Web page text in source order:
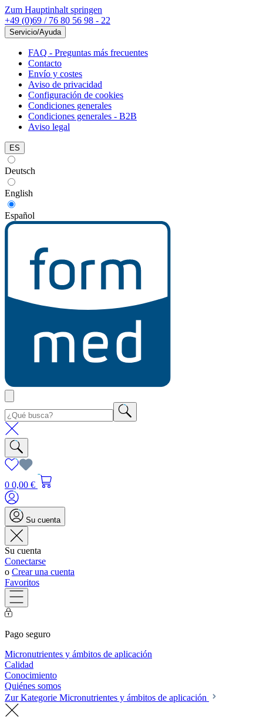
Zum Hauptinhalt springen
+49 (0)69 / 76 80 56 98 - 22
Servicio/Ayuda
FAQ - Preguntas más frecuentes
Contacto
Envío y costes
Aviso de privacidad
Configuración de cookies
Condiciones generales
Condiciones generales - B2B
Aviso legal
ES
Deutsch
English
Español
0 0,00 €
Su cuenta
Su cuenta
Conectarse
o Crear una cuenta
Favoritos
Pago seguro
Micronutrientes y ámbitos de aplicación
Calidad
Conocimiento
Quiénes somos
Zur Kategorie Micronutrientes y ámbitos de aplicación